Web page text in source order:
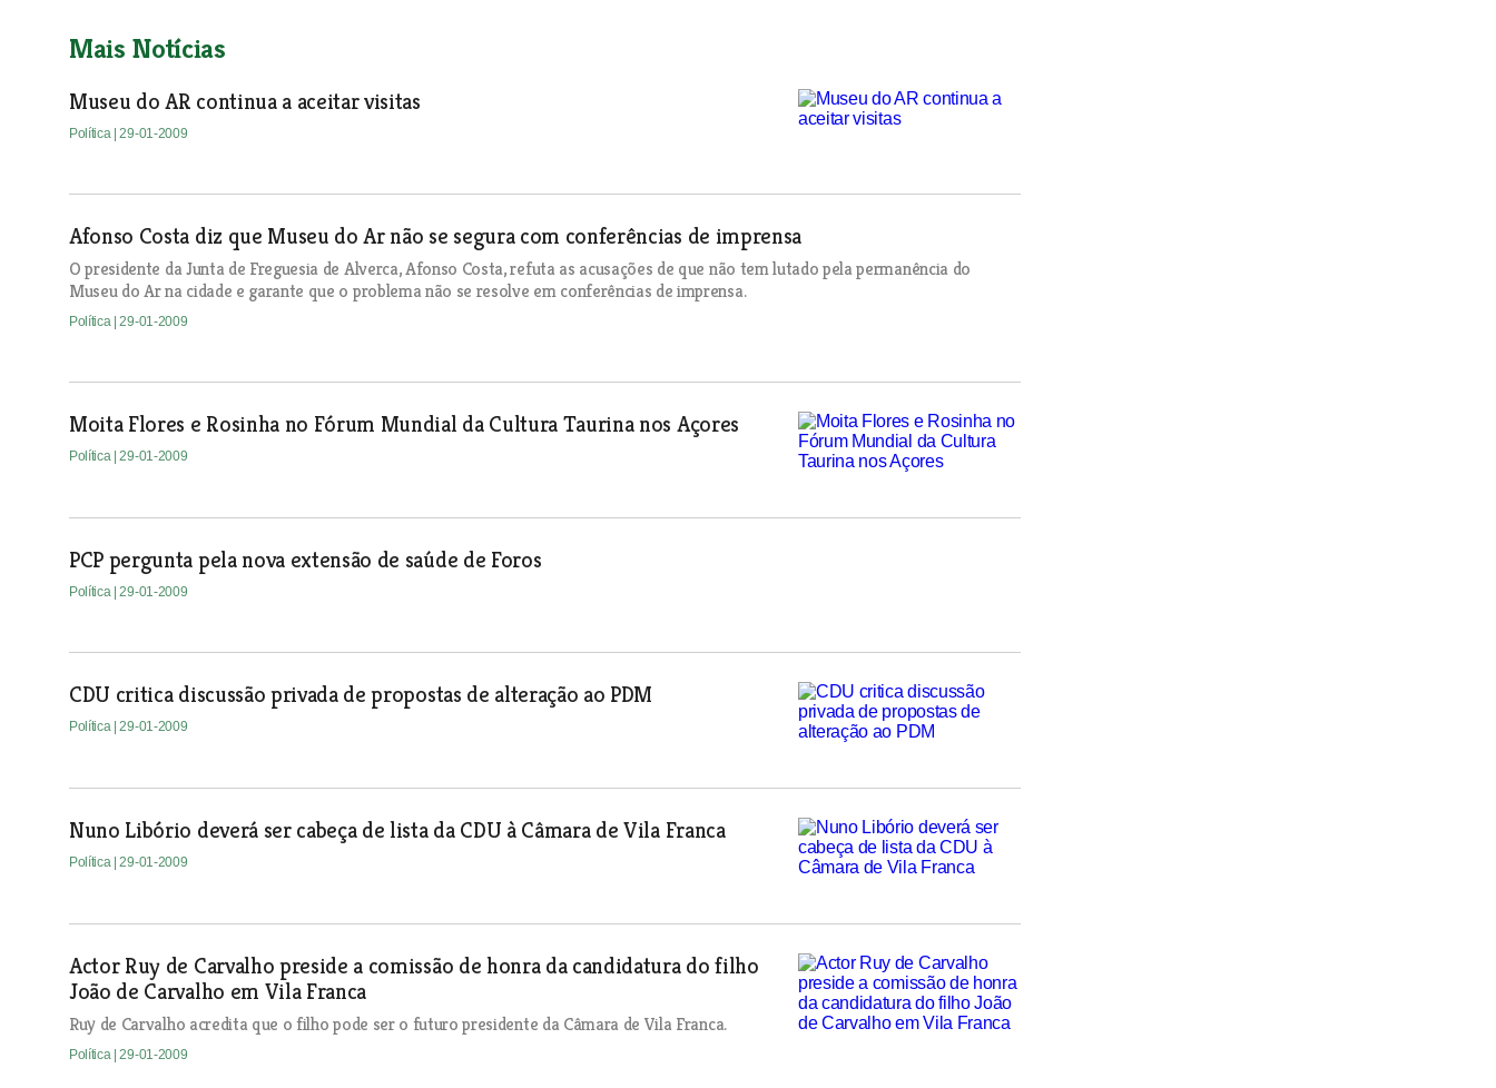
Mais Notícias
Museu do AR continua a aceitar visitas
Política | 29-01-2009
Afonso Costa diz que Museu do Ar não se segura com conferências de imprensa
O presidente da Junta de Freguesia de Alverca, Afonso Costa, refuta as acusações de que não tem lutado pela permanência do
Museu do Ar na cidade e garante que o problema não se resolve em conferências de imprensa.
Política | 29-01-2009
Moita Flores e Rosinha no Fórum Mundial da Cultura Taurina nos Açores
Política | 29-01-2009
PCP pergunta pela nova extensão de saúde de Foros
Política | 29-01-2009
CDU critica discussão privada de propostas de alteração ao PDM
Política | 29-01-2009
Nuno Libório deverá ser cabeça de lista da CDU à Câmara de Vila Franca
Política | 29-01-2009
Actor Ruy de Carvalho preside a comissão de honra da candidatura do filho
João de Carvalho em Vila Franca
Ruy de Carvalho acredita que o filho pode ser o futuro presidente da Câmara de Vila Franca.
Política | 29-01-2009